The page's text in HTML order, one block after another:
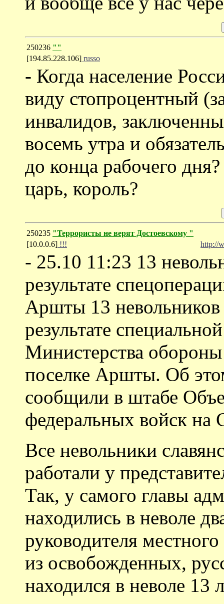
250236 ""
[194.85.228.106] russo
- Когда население
виду стопроцентный
инвалидов,
восемь утра и
до конца рабочего
царь, король?
250235 "Террористы не верят Достоевскому "
[10.0.0.6] !!! http://
- 25.10 11:23 13
результате
Аршты 13 невольников
результате
Министерства
поселке Аршты. Об
сообщили в штабе
федеральных войск на
Все невольники
работали у
Так, у самого главы
находились в неволе
руководителя
из освобожденных,
находился в неволе 13